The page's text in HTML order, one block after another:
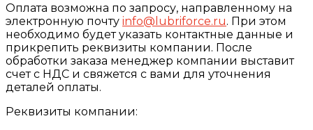
Оплата возможна по запросу, направленному на
электронную почту info@lubriforce.ru. При этом
необходимо будет указать контактные данные и
прикрепить реквизиты компании. После
обработки заказа менеджер компании выставит
счет с НДС и свяжется с вами для уточнения
деталей оплаты.
Реквизиты компании: